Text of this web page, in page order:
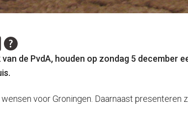
de PvdA, houden op zondag 5 december
voor Groningen. Daarnaast presenteren